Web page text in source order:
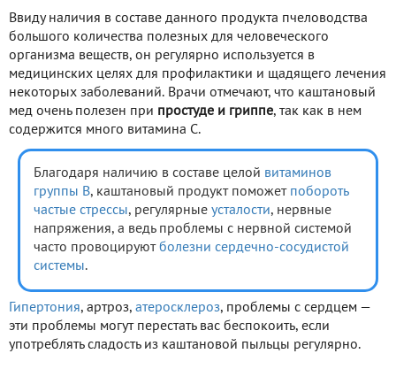
Ввиду наличия в составе данного продукта пчеловодства
большого количества полезных для человеческого
организма веществ, он регулярно используется в
медицинских целях для профилактики и щадящего лечения
некоторых заболеваний. Врачи отмечают, что каштановый
мед очень полезен при простуде и гриппе, так как в нем
содержится много витамина С.
Благодаря наличию в составе целой витаминов
группы В, каштановый продукт поможет побороть
частые стрессы, регулярные усталости, нервные
напряжения, а ведь проблемы с нервной системой
часто провоцируют болезни сердечно-сосудистой
системы.
Гипертония, артроз, атеросклероз, проблемы с сердцем —
эти проблемы могут перестать вас беспокоить, если
употреблять сладость из каштановой пыльцы регулярно.